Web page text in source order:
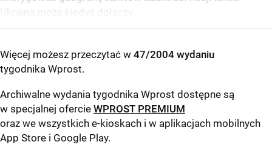
Więcej możesz przeczytać w 47/2004 wydaniu
tygodnika Wprost.
Archiwalne wydania tygodnika Wprost dostępne są
w specjalnej ofercie WPROST PREMIUM
oraz we wszystkich e-kioskach i w aplikacjach mobilnych
App Store i Google Play.